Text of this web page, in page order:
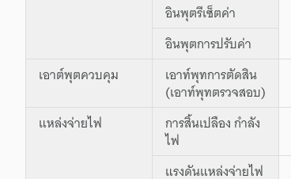
อินพุตรีเซ็ตค่า
อินพุตการปรับค่า
เอาต์พุตควบคุม
เอาท์พุทการตัดสิน
(เอาท์พุทตรวจสอบ)
แหล่งจ่ายไฟ การสิ้นเปลือง กำลัง
ไฟ
แรงดันแหล่งจ่ายไฟ